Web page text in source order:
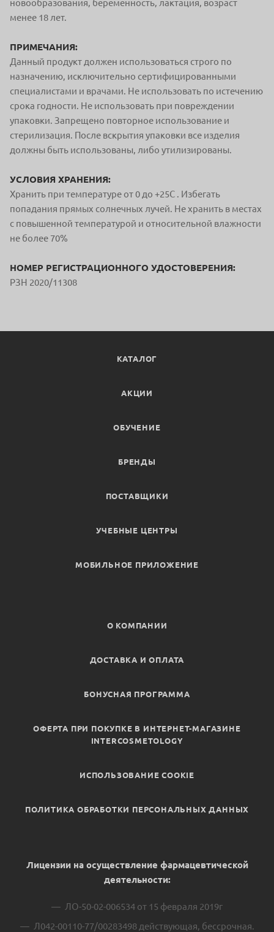
новообразования, беременность, лактация, возраст
менее 18 лет.
ПРИМЕЧАНИЯ:
Данный продукт должен использоваться строго по
назначению, исключительно сертифицированными
специалистами и врачами. Не использовать по истечению
срока годности. Не использовать при повреждении
упаковки. Запрещено повторное использование и
стерилизация. После вскрытия упаковки все изделия
должны быть использованы, либо утилизированы.
УСЛОВИЯ ХРАНЕНИЯ:
Хранить при температуре от 0 до +25С . Избегать
попадания прямых солнечных лучей. Не хранить в местах
с повышенной температурой и относительной влажности
не более 70%
НОМЕР РЕГИСТРАЦИОННОГО УДОСТОВЕРЕНИЯ:
РЗН 2020/11308
КАТАЛОГ
АКЦИИ
ОБУЧЕНИЕ
БРЕНДЫ
ПОСТАВЩИКИ
УЧЕБНЫЕ ЦЕНТРЫ
МОБИЛЬНОЕ ПРИЛОЖЕНИЕ
О КОМПАНИИ
ДОСТАВКА И ОПЛАТА
БОНУСНАЯ ПРОГРАММА
ОФЕРТА ПРИ ПОКУПКЕ В ИНТЕРНЕТ-МАГАЗИНЕ
INTERCOSMETOLOGY
ИСПОЛЬЗОВАНИЕ COOKIE
ПОЛИТИКА ОБРАБОТКИ ПЕРСОНАЛЬНЫХ ДАННЫХ
Лицензии на осуществление фармацевтической
деятельности:
ЛО-50-02-006534 от 15 февраля 2019г
Л042-00110-77/00283498 действующая, бессрочная.